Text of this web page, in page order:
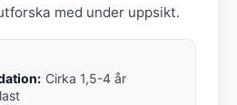
med under uppsikt.
Cirka 1,5-4 år